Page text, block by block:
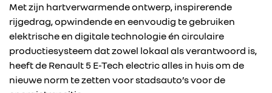
Met zijn hartverwarmende ontwerp, inspirerende
rijgedrag, opwindende en eenvoudig te gebruiken
elektrische en digitale technologie én circulaire
productiesysteem dat zowel lokaal als verantwoord is,
heeft de Renault 5 E-Tech electric alles in huis om de
nieuwe norm te zetten voor stadsauto’s voor de